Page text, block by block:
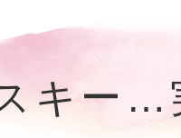
キー…